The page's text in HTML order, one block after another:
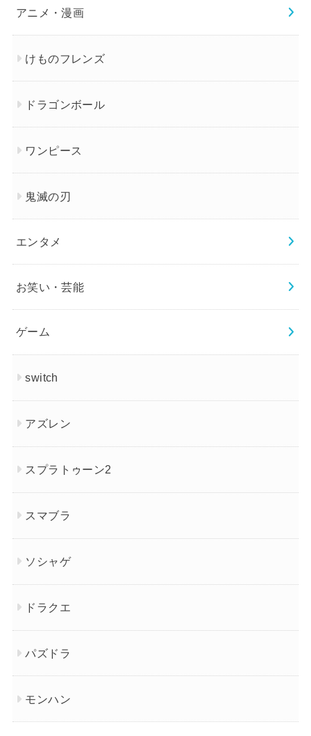
アニメ・漫画
けものフレンズ
ドラゴンボール
ワンピース
鬼滅の刃
エンタメ
お笑い・芸能
ゲーム
switch
アズレン
スプラトゥーン2
スマブラ
ソシャゲ
ドラクエ
パズドラ
モンハン